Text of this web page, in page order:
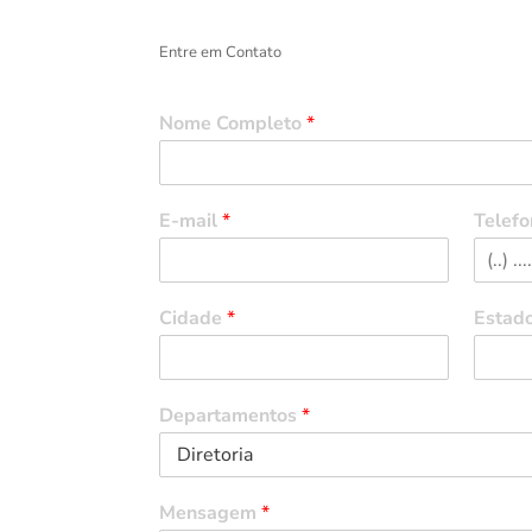
Entre em Contato
Nome Completo*
E-mail*
Cidade*
Departamentos*
Mensagem*